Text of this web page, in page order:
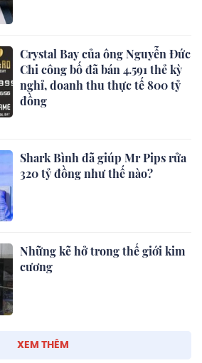
Crystal Bay của ông Nguyễn Đức
Chi công bố đã bán 4.591 thẻ kỳ
nghỉ, doanh thu thực tế 800 tỷ
đồng
Shark Bình đã giúp Mr Pips rửa
320 tỷ đồng như thế nào?
Những kẽ hở trong thế giới kim
cương
XEM THÊM